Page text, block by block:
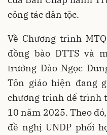
công tác dân tộc.
Về Chương trình
đồng bào DTTS và
trưởng Đào Ngọc
Tôn giáo hiện đang
chương trình để trình
10 năm 2025. Theo
đề nghị UNDP phối